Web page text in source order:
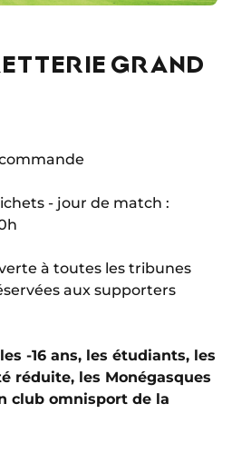
GRAND
- jour de match :
à toutes les tribunes
aux supporters
-16 ans, les étudiants, les
réduite, les Monégasques
club omnisport de la